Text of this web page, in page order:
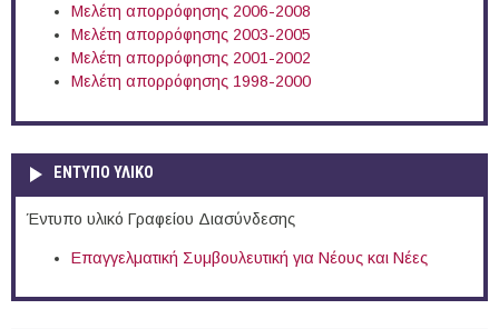
Μελέτη απορρόφησης 2006-2008
Μελέτη απορρόφησης 2003-2005
Μελέτη απορρόφησης 2001-2002
Μελέτη απορρόφησης 1998-2000
ΕΝΤΥΠΟ ΥΛΙΚΟ
Έντυπο υλικό Γραφείου Διασύνδεσης
Επαγγελματική Συμβουλευτική για Νέους και Νέες